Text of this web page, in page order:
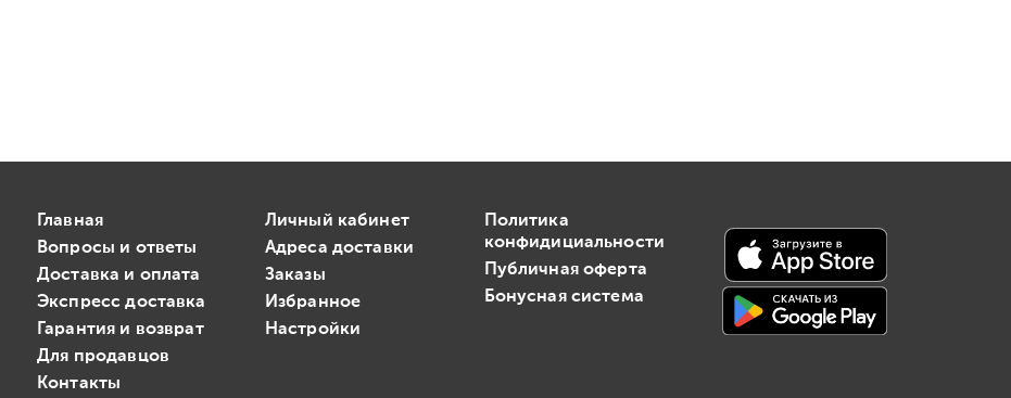
Главная
Вопросы и ответы
Доставка и оплата
Экспресс доставка
Гарантия и возврат
Для продавцов
Контакты
Личный кабинет
Адреса доставки
Заказы
Избранное
Настройки
Политика
конфидициальности
Публичная оферта
Бонусная система